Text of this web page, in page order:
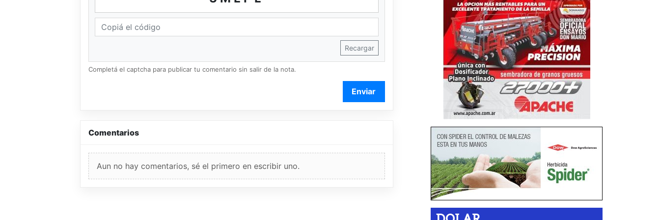
Recargar
Completá el captcha para publicar tu comentario sin salir de la nota.
Enviar
Comentarios
Aun no hay comentarios, sé el primero en escribir uno.